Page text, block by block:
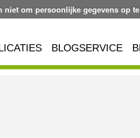
om persoonlijke gegevens op
BLOGSERVICE